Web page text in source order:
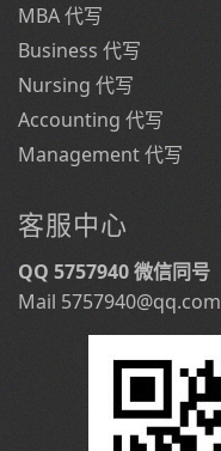
MBA 代写
Business 代写
Nursing 代写
Accounting 代写
Management 代写
客服中心
QQ 5757940 微信同号
Mail 5757940@qq.com